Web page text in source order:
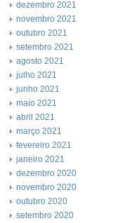
dezembro 2021
novembro 2021
outubro 2021
setembro 2021
agosto 2021
julho 2021
junho 2021
maio 2021
abril 2021
março 2021
fevereiro 2021
janeiro 2021
dezembro 2020
novembro 2020
outubro 2020
setembro 2020